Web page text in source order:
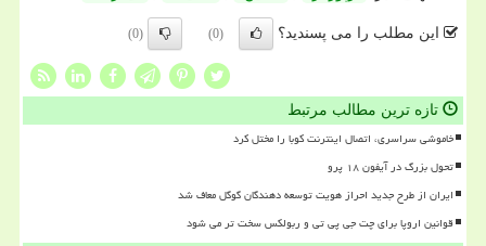
این مطلب را می پسندید؟ (0)
(0)
تازه ترین مطالب مرتبط
خاموشی سراسری، اتصال اینترنت کوبا را مختل کرد
تحول بزرگ در آیفون ۱۸ پرو
ایران از طرح جدید احراز هویت توسعه دهندگان گوگل معاف شد
قوانین اروپا برای چت جی پی تی و ربولکس سخت تر می شود